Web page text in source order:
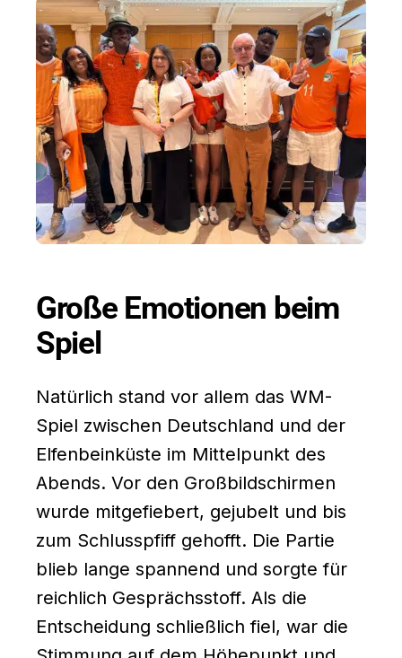
Große Emotionen beim
Spiel
Natürlich stand vor allem das WM-
Spiel zwischen Deutschland und der
Elfenbeinküste im Mittelpunkt des
Abends. Vor den Großbildschirmen
wurde mitgefiebert, gejubelt und bis
zum Schlusspfiff gehofft. Die Partie
blieb lange spannend und sorgte für
reichlich Gesprächsstoff. Als die
Entscheidung schließlich fiel, war die